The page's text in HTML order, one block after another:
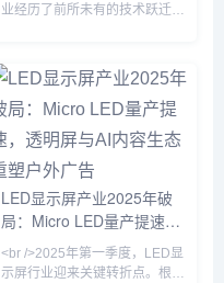
业经历了前所未有的技术跃迁。
元，年复合增长率保持在12%以
上。其中，Mini LED背光技术
加速渗透至高端电视、笔记本电
脑和车载显示领域，而Micro
LED则凭借其高亮度、低功耗和
超长寿命的优势，成为苹果、三
星、索尼等巨头竞相布局的下一
代显示技术。业内专家指出，随
着巨量转移良率突破99.9%，
Micr
LED显示屏产业2025年破
局：Micro LED量产提速，
透明屏与AI内容生态重塑户
外广告
<br />2025年第一季度，LED显
示屏行业迎来关键转折点。根据